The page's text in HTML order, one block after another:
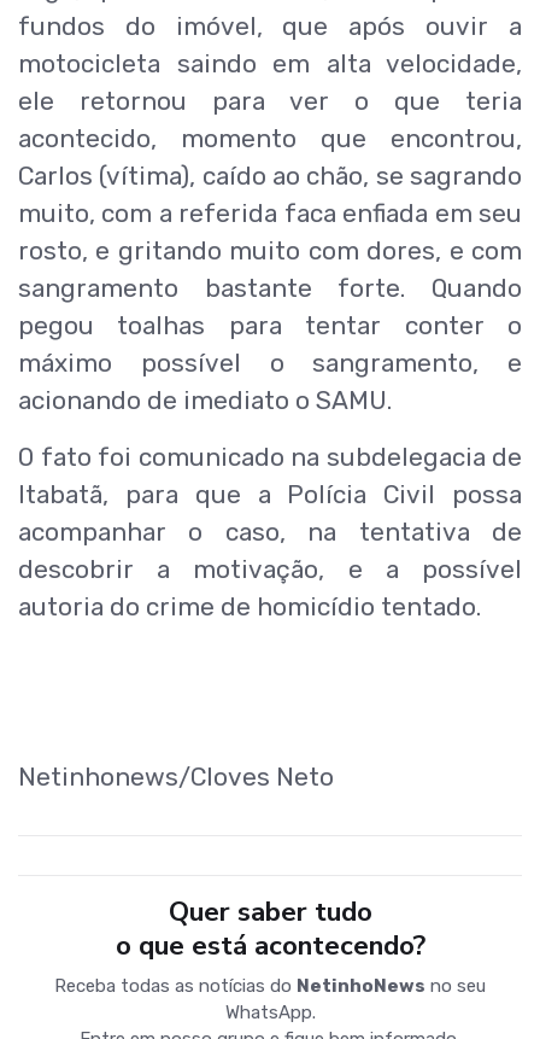
fundos do imóvel, que após ouvir a
motocicleta saindo em alta velocidade,
ele retornou para ver o que teria
acontecido, momento que encontrou,
Carlos (vítima), caído ao chão, se sagrando
muito, com a referida faca enfiada em seu
rosto, e gritando muito com dores, e com
sangramento bastante forte. Quando
pegou toalhas para tentar conter o
máximo possível o sangramento, e
acionando de imediato o SAMU.
O fato foi comunicado na subdelegacia de
Itabatã, para que a Polícia Civil possa
acompanhar o caso, na tentativa de
descobrir a motivação, e a possível
autoria do crime de homicídio tentado.
Netinhonews/Cloves Neto
Quer saber tudo
o que está acontecendo?
Receba todas as notícias do NetinhoNews no seu
WhatsApp.